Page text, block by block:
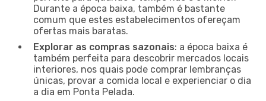
Durante a época baixa, também é bastante
comum que estes estabelecimentos ofereçam
ofertas mais baratas.
Explorar as compras sazonais: a época baixa é
também perfeita para descobrir mercados locais
interiores, nos quais pode comprar lembranças
únicas, provar a comida local e experienciar o dia
a dia em Ponta Pelada.